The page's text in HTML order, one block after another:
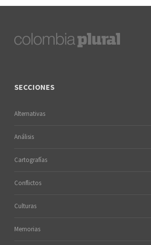
SECCIONES
Alternativas
Análisis
Cartografías
Conflictos
Culturas
Memorias